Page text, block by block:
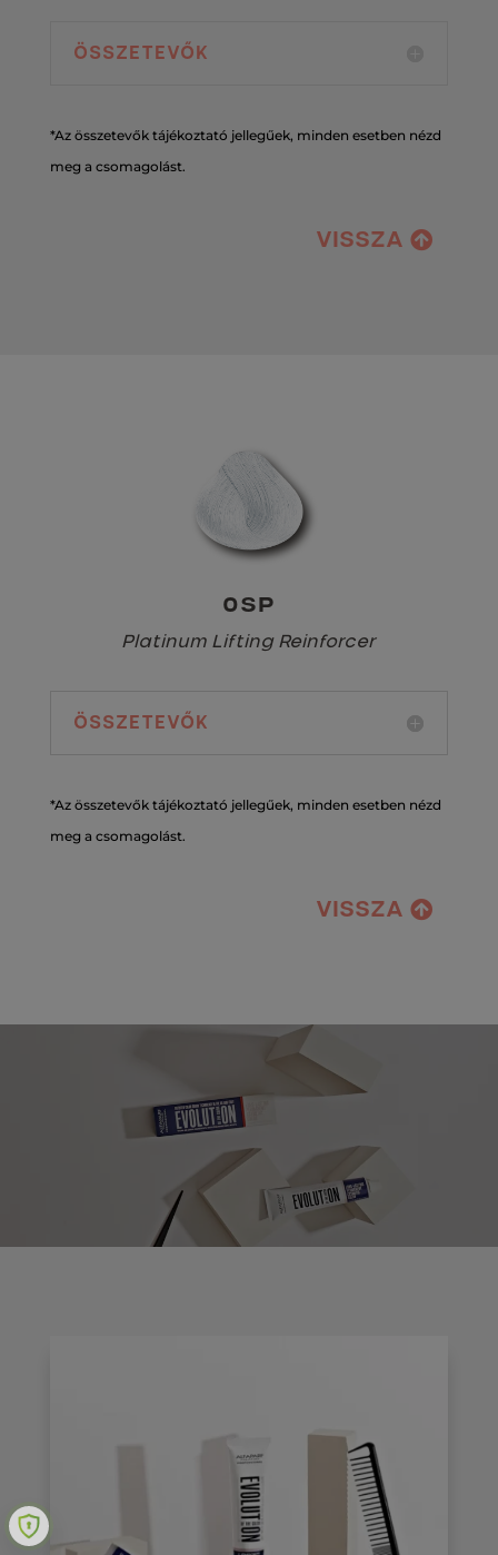
ÖSSZETEVŐK
*Az összetevők tájékoztató jellegűek, minden esetben nézd
meg a csomagolást.
VISSZA
0SP
Platinum Lifting Reinforcer
ÖSSZETEVŐK
*Az összetevők tájékoztató jellegűek, minden esetben nézd
meg a csomagolást.
VISSZA